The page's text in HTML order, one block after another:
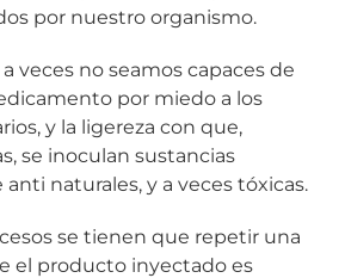
por nuestro organismo.
veces no seamos capaces de
por miedo a los
y la ligereza con que,
se inoculan sustancias
naturales, y a veces tóxicas.
se tienen que repetir una
el producto inyectado es